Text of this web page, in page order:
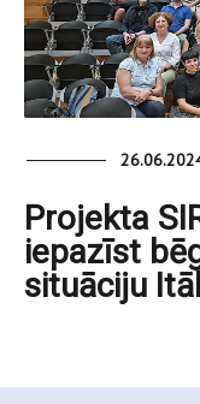
Projekta
iepazīst
situāciju